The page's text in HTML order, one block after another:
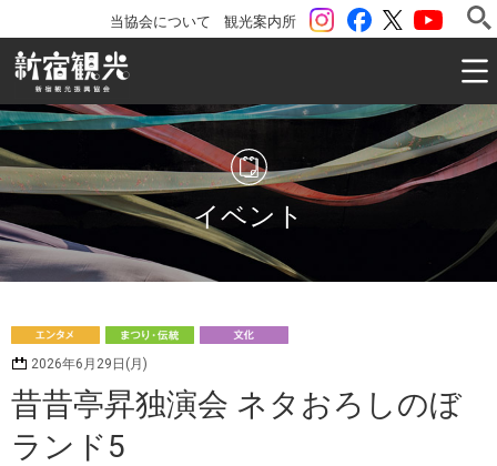
ツイッター
Facebook
instagram
観光案内所
当協会について
一般社団法人 新宿観光振興協会 Shinjuku
イベント
ンタメ
つり・伝統
2026年6月29日(月)
昔昔亭昇独演会 ネタおろしのぼ
ランド5